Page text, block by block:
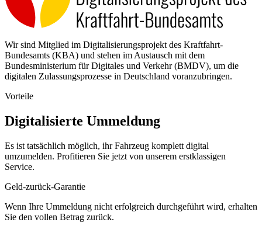
Wir sind Mitglied im Digitalisierungsprojekt des Kraftfahrt-
Bundesamts (KBA) und stehen im Austausch mit dem
Bundesministerium für Digitales und Verkehr (BMDV), um die
digitalen Zulassungsprozesse in Deutschland voranzubringen.
Vorteile
Digitalisierte Ummeldung
Es ist tatsächlich möglich, ihr Fahrzeug komplett digital
umzumelden. Profitieren Sie jetzt von unserem erstklassigen
Service.
Geld-zurück-Garantie
Wenn Ihre Ummeldung nicht erfolgreich durchgeführt wird, erhalten
Sie den vollen Betrag zurück.